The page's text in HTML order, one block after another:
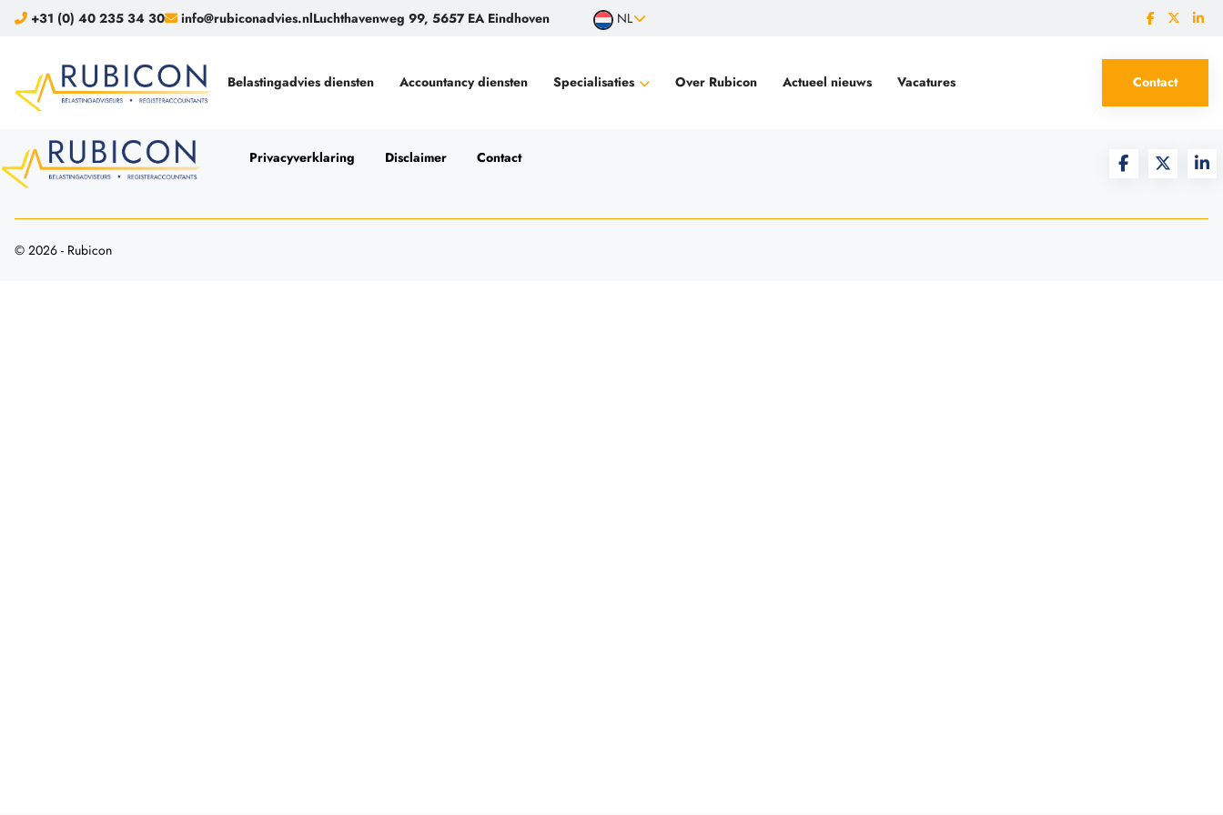
+31 (0) 40 235 34 30 info@rubiconadvies.nlLuchthavenweg 99, 5657 EA Eindhoven NL
Belastingadvies diensten Accountancy diensten Specialisaties Over Rubicon Actueel nieuws Vacatures Contact
Privacyverklaring Disclaimer Contact
© 2026 - Rubicon